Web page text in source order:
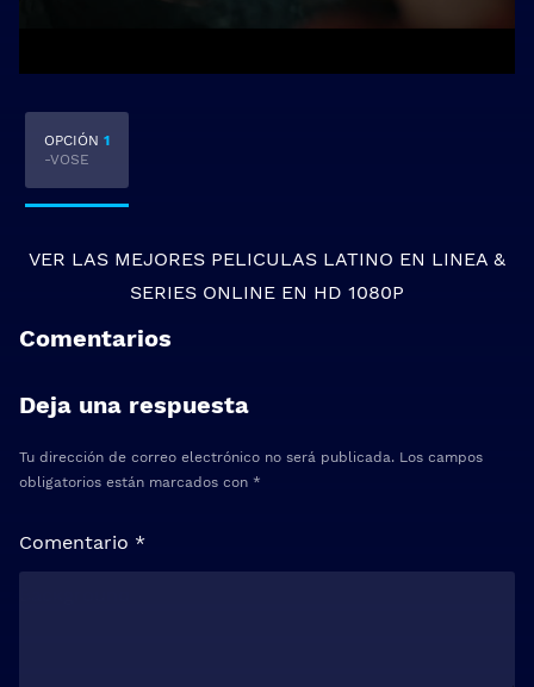
OPCIÓN 1
-VOSE
VER LAS MEJORES PELICULAS LATINO EN LINEA &
SERIES ONLINE EN HD 1080P
Comentarios
Deja una respuesta
Tu dirección de correo electrónico no será publicada. Los campos
obligatorios están marcados con *
Comentario *